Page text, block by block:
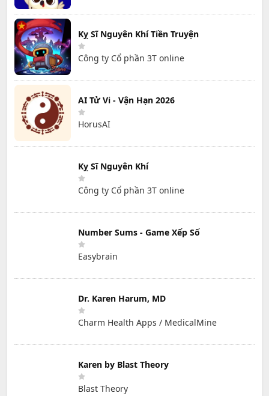
Kỵ Sĩ Nguyên Khí Tiền Truyện
Công ty Cổ phần 3T online
AI Tử Vi - Vận Hạn 2026
HorusAI
Kỵ Sĩ Nguyên Khí
Công ty Cổ phần 3T online
Number Sums - Game Xếp Số
Easybrain
Dr. Karen Harum, MD
Charm Health Apps / MedicalMine
Karen by Blast Theory
Blast Theory